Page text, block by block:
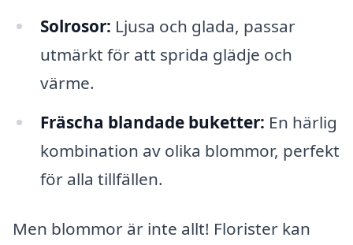
Solrosor: Ljusa och glada, passar
utmärkt för att sprida glädje och
värme.
Fräscha blandade buketter: En härlig
kombination av olika blommor, perfekt
för alla tillfällen.
Men blommor är inte allt! Florister kan